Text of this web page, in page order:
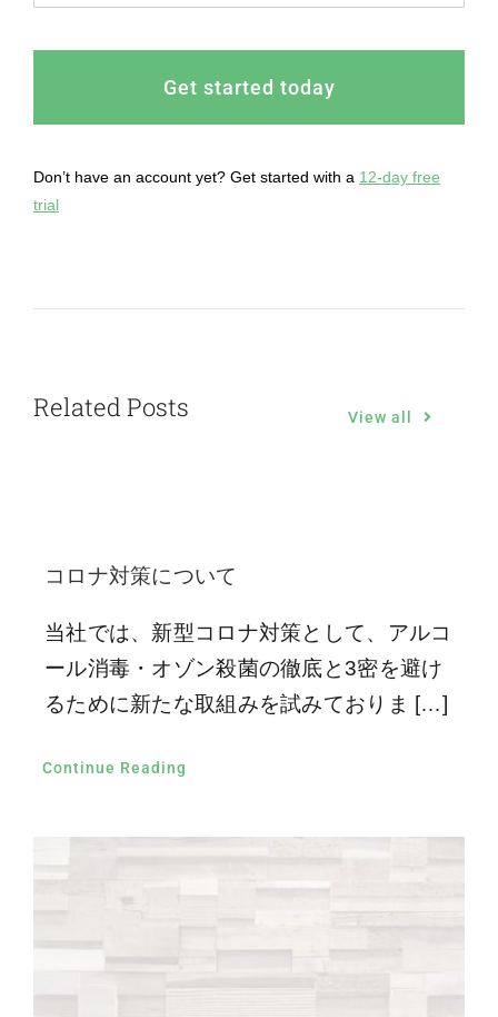
Get started today
Don’t have an account yet? Get started with a 12-day free
trial
Related Posts View all
コロナ対策について
当社では、新型コロナ対策として、アルコ
ール消毒・オゾン殺菌の徹底と3密を避け
るために新たな取組みを試みておりま […]
Continue Reading